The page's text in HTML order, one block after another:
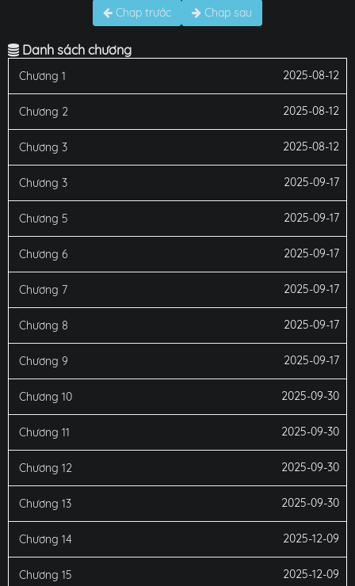
Chap trước Chap sau
Danh sách chương
Chương 1 2025-08-12
Chương 2 2025-08-12
Chương 3 2025-08-12
Chương 3 2025-09-17
Chương 5 2025-09-17
Chương 6 2025-09-17
Chương 7 2025-09-17
Chương 8 2025-09-17
Chương 9 2025-09-17
Chương 10 2025-09-30
Chương 11 2025-09-30
Chương 12 2025-09-30
Chương 13 2025-09-30
Chương 14 2025-12-09
Chương 15 2025-12-09